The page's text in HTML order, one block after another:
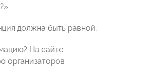
должна быть равной.
На сайте
организаторов